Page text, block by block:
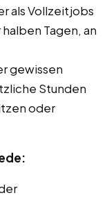
als Vollzeitjobs
Tagen, an
gewissen
Stunden
oder